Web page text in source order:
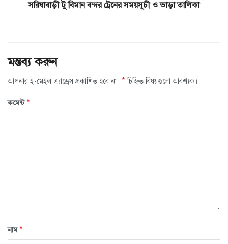
সরিষাবাড়ী টু বিমান বন্দর ট্রেনের সময়সূচী ও ভাড়া তালিকা
মন্তব্য করুন
আপনার ই-মেইল এ্যাড্রেস প্রকাশিত হবে না। * চিহ্নিত বিষয়গুলো আবশ্যক।
কমেন্ট*
নাম*